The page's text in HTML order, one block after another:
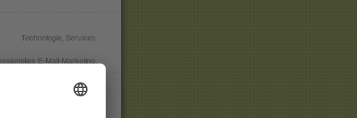
Technologie, Services
E-Mail-Marketing.